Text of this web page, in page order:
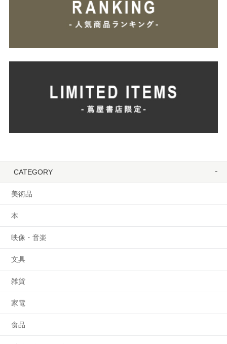
CATEGORY
美術品
本
映像・音楽
文具
雑貨
家電
食品